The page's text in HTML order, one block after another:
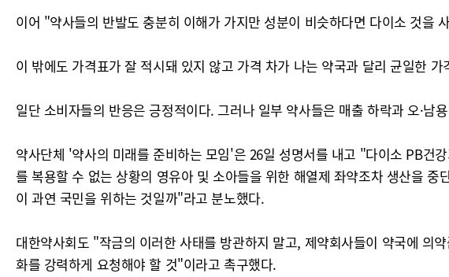
이어 "약사들의 반발도 충분히 이해가 가지만 성분이 비슷하다면 다이소 것을
이 밖에도 가격표가 잘 적시돼 있지 않고 가격 차가 나는 약국과 달리 균일한
일단 소비자들의 반응은 긍정적이다. 그러나 일부 약사들은 매출 하락과 오·
약사단체 '약사의 미래를 준비하는 모임'은 26일 성명서를 내고 "다이소 PB건
를 복용할 수 없는 상황의 영유아 및 소아들을 위한 해열제 좌약조차 생산을
이 과연 국민을 위하는 것일까"라고 분노했다.
대한약사회도 "작금의 이러한 사태를 방관하지 말고, 제약회사들이 약국에 의
화를 강력하게 요청해야 할 것"이라고 촉구했다.